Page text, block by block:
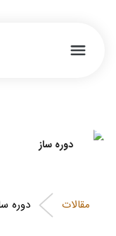
دوره ساز
مقالات دوره